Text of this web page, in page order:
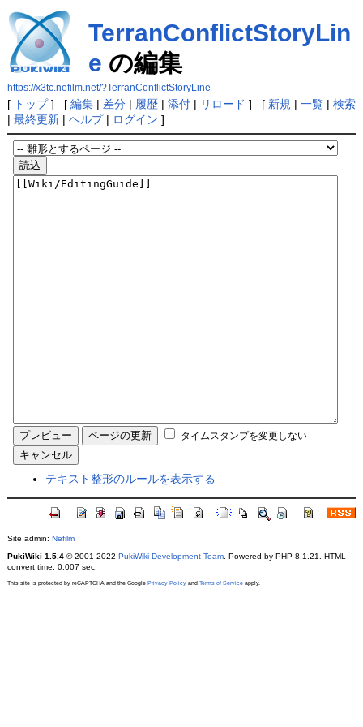
TerranConflictStoryLin
e の編集
https://x3tc.nefilm.net/?TerranConflictStoryLine
[ トップ] [ 編集| 差分| 履歴| 添付| リロード ] [ 新規 | 一覧| 検索
| 最終更新| ヘルプ| ログイン ]
タイムスタンプを変更しない
テキスト整形のルールを表示する
Site admin: Nefilm
PukiWiki 1.5.4© 2001-2022 PukiWiki Development Team. Powered by PHP 8.1.21. HTML
convert time: 0.007 sec.
This site is protected by reCAPTCHA and the Google Privacy Policyand Terms of Serviceapply.